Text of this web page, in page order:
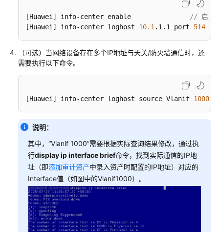
是
华
为
乾
坤
安
云
务
边
界
防
与
响
应
威
[Huawei] info-center enable
// 启用
[Huawei]
info-center loghost 10.1 .1 .1 port 514
（可选）当网络设备存在多个IP地址与天关/防火墙通信时，还
需要执行以下命令。
[Huawei] info-center loghost source Vlanif 1000
说明：
其中，“Vlanif 1000”需要根据实际查询结果修改，通过执
行display ip interface brief命令，找到实际通信的IP地
址（即添加审计资产中录入资产时配置的IP地址）对应的
Interface值（如图中的Vlanif1000）。